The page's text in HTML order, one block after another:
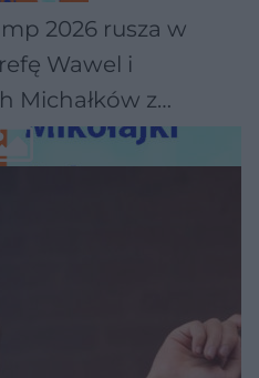
2026 rusza w
Wawel i
Michałków z